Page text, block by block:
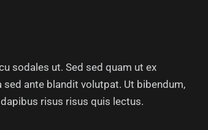
sodales ut. Sed sed quam ut ex
ante blandit volutpat. Ut bibendum,
risus risus quis lectus.